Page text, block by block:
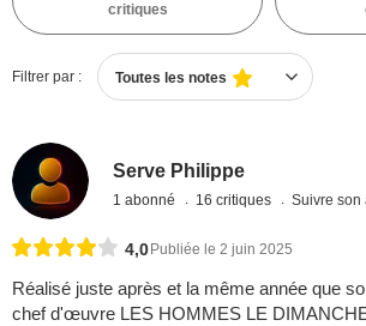
critiques
Filtrer par : Toutes les notes
Serve Philippe
1 abonné 16 critiques Suivre son
4,0 Publiée le 2 juin 2025
Réalisé juste après et la même année que
chef d'œuvre LES HOMMES LE